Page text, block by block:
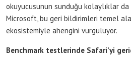
okuyucusunun sunduğu kolaylıklar
Microsoft, bu geri bildirimleri temel
ekosistemiyle ahengini vurguluyor.
Benchmark testlerinde Safari’yi